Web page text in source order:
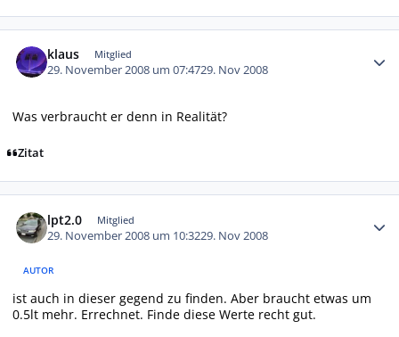
klaus Mitglied
29. November 2008 um 07:4729. Nov 2008
Was verbraucht er denn in Realität?
Zitat
lpt2.0 Mitglied
29. November 2008 um 10:3229. Nov 2008
AUTOR
ist auch in dieser gegend zu finden. Aber braucht etwas um
0.5lt mehr. Errechnet. Finde diese Werte recht gut.